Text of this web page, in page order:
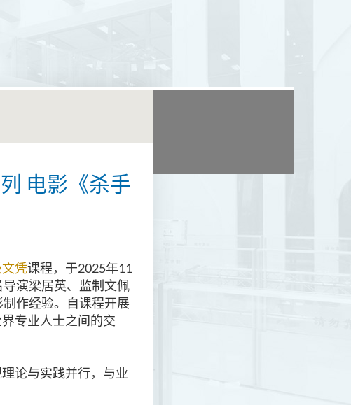
电影《杀手
凭课程，于2025年11
演梁居英、监制文佩
作经验。自课程开展
专业人士之间的交
论与实践并行，与业